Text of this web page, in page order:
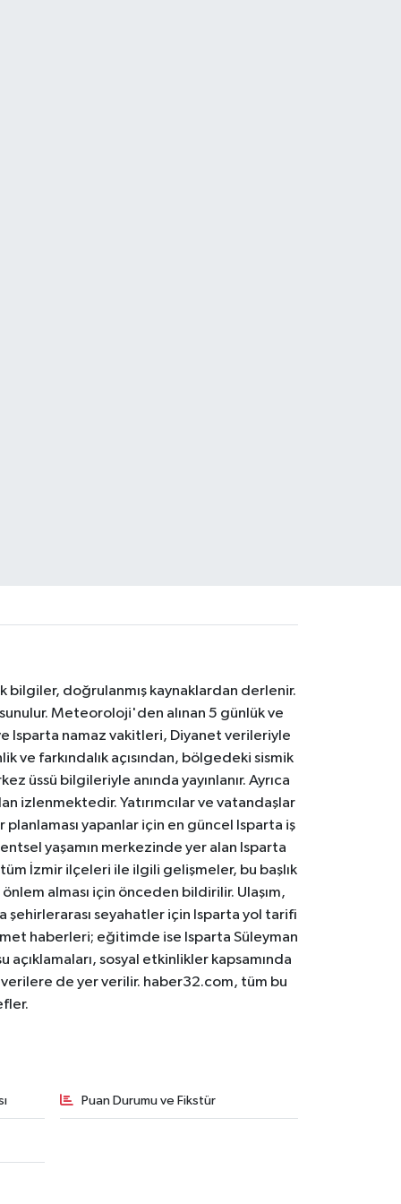
bilgiler, doğrulanmış kaynaklardan derlenir.
Meteoroloji'den alınan 5 günlük ve
Isparta namaz vakitleri, Diyanet verileriyle
ve farkındalık açısından, bölgedeki sismik
üssü bilgileriyle anında yayınlanır. Ayrıca
izlenmektedir. Yatırımcılar ve vatandaşlar
planlaması yapanlar için en güncel Isparta iş
yaşamın merkezinde yer alan Isparta
tüm İzmir ilçeleri ile ilgili gelişmeler, bu başlık
alması için önceden bildirilir. Ulaşım,
şehirlerarası seyahatler için Isparta yol tarifi
haberleri; eğitimde ise Isparta Süleyman
sosyal etkinlikler kapsamında
de yer verilir. haber32.com, tüm bu
Puan Durumu ve Fikstür